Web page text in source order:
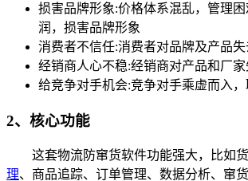
损害品牌形象:价格体系混乱，管理困
润，损害品牌形象
消费者不信任:消费者对品牌及产品
经销商人心不稳:经销商对产品和厂
给竞争对手机会:竞争对手乘虚而入，
2、核心功能
这套物流防窜货软件功能强大，比如货
理、商品追踪、订单管理、数据分析、窜货